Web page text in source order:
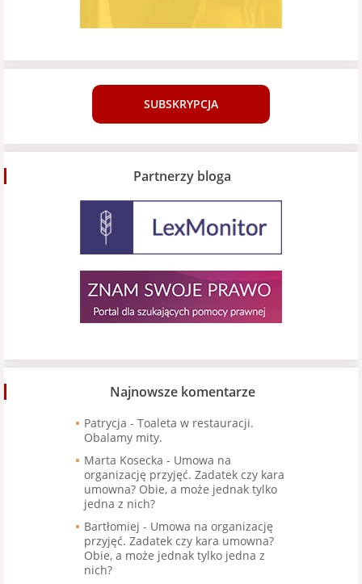
SUBSKRYPCJA
Partnerzy bloga
Najnowsze komentarze
Patrycja - Toaleta w restauracji.
Obalamy mity.
Marta Kosecka - Umowa na
organizację przyjęć. Zadatek czy kara
umowna? Obie, a może jednak tylko
jedna z nich?
Bartłomiej - Umowa na organizację
przyjęć. Zadatek czy kara umowna?
Obie, a może jednak tylko jedna z
nich?